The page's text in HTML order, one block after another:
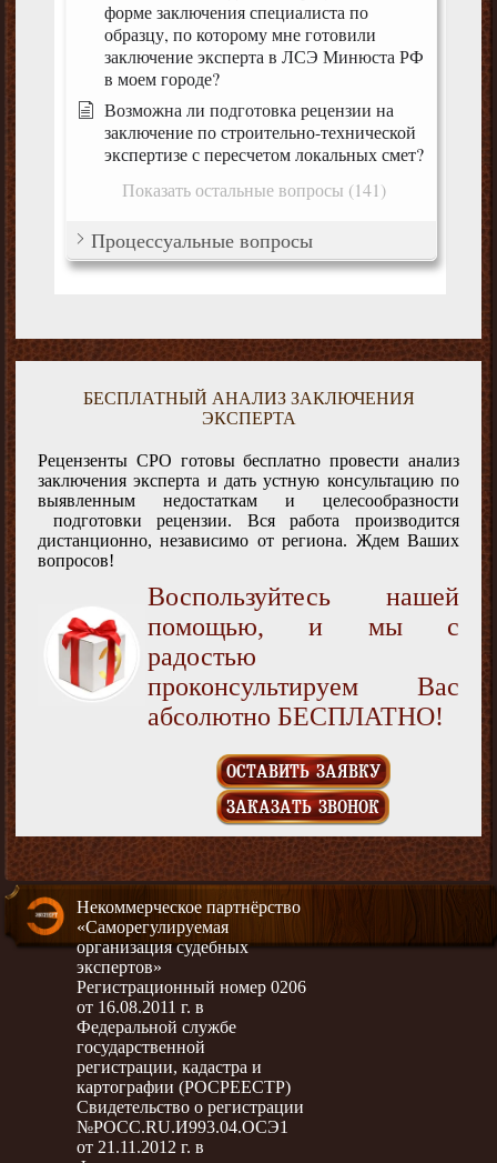
форме заключения специалиста по
образцу, по которому мне готовили
заключение эксперта в ЛСЭ Минюста РФ
в моем городе?
Возможна ли подготовка рецензии на
заключение по строительно-технической
экспертизе с пересчетом локальных смет?
Показать остальные вопросы (141)
Процессуальные вопросы
БЕСПЛАТНЫЙ АНАЛИЗ ЗАКЛЮЧЕНИЯ
ЭКСПЕРТА
Рецензенты СРО готовы бесплатно провести анализ
заключения эксперта и дать устную консультацию по
выявленным недостаткам и целесообразности
подготовки рецензии. Вся работа производится
дистанционно, независимо от региона. Ждем Ваших
вопросов!
Воспользуйтесь нашей
помощью, и мы с
радостью
проконсультируем Вас
абсолютно БЕСПЛАТНО!
ОСТАВИТЬ ЗАЯВКУ
ЗАКАЗАТЬ ЗВОНОК
Некоммерческое партнёрство
«Саморегулируемая
организация судебных
экспертов»
Регистрационный номер 0206
от 16.08.2011 г. в
Федеральной службе
государственной
регистрации, кадастра и
картографии (РОСРЕЕСТР)
Свидетельство о регистрации
№РОСС.RU.И993.04.ОСЭ1
от 21.11.2012 г. в